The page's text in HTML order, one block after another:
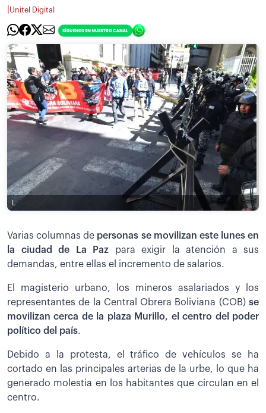
Unitel Digital
L
Varias columnas de personas se movilizan este lunes en
la ciudad de La Paz para exigir la atención a sus
demandas, entre ellas el incremento de salarios.
El magisterio urbano, los mineros asalariados y los
representantes de la Central Obrera Boliviana (COB) se
movilizan cerca de la plaza Murillo, el centro del poder
político del país.
Debido a la protesta, el tráfico de vehículos se ha
cortado en las principales arterias de la urbe, lo que ha
generado molestia en los habitantes que circulan en el
centro.